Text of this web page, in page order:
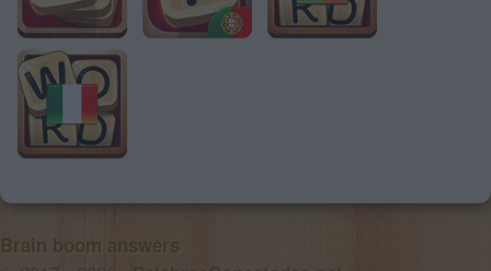
Brain boom answers